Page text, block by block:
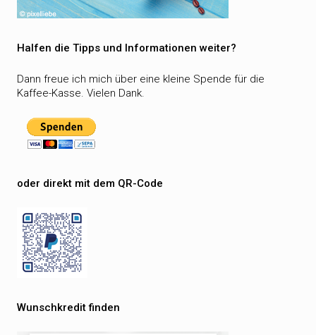
Halfen die Tipps und Informationen weiter?
Dann freue ich mich über eine kleine Spende für die
Kaffee-Kasse. Vielen Dank.
oder direkt mit dem QR-Code
Wunschkredit finden